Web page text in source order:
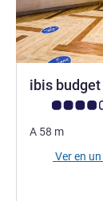
ibis
Nota de
A 58 m
Ver en